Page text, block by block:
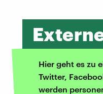
Hier geht es zu
Twitter,
werden